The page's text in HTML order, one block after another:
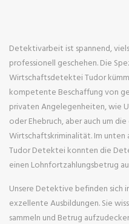
Detektivarbeit ist spannend,
professionell geschehen. Die
Wirtschaftsdetektei Tudor
kompetente Beschaffung von
privaten Angelegenheiten, wie
oder Ehebruch, aber auch um
Wirtschaftskriminalität. Im
Tudor Detektei konnten die
einen Lohnfortzahlungsbetrug
Unsere Detektive befinden sich
exzellente Ausbildungen. Sie
sammeln und Betrug